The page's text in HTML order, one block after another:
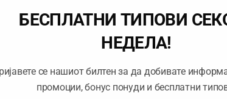
БЕСПЛАТНИ ТИПОВИ
НЕДЕЛА!
се нашиот билтен за да добивате
промоции, бонус понуди и бесплатни